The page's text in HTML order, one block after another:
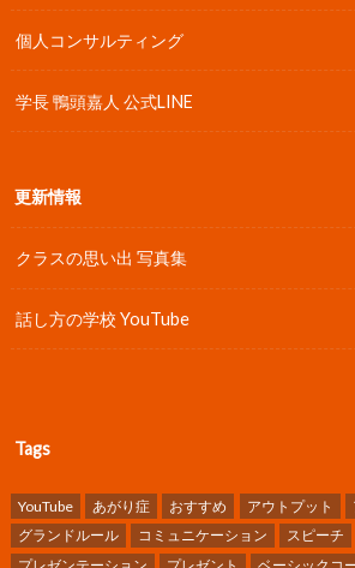
個人コンサルティング
学長 鴨頭嘉人 公式LINE
更新情報
クラスの思い出 写真集
話し方の学校 YouTube
Tags
YouTube あがり症 おすすめ アウトプット
グランドルール
コミュニケーション スピーチ